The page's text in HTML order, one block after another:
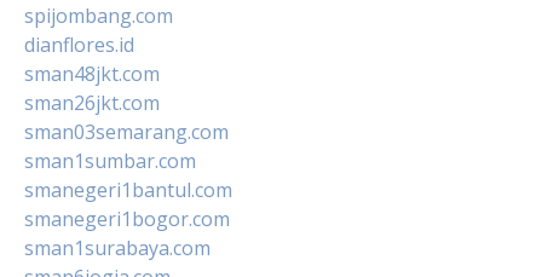
spijombang.com
dianflores.id
sman48jkt.com
sman26jkt.com
sman03semarang.com
sman1sumbar.com
smanegeri1bantul.com
smanegeri1bogor.com
sman1surabaya.com